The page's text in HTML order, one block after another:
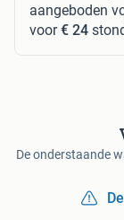
aangeboden
voor€ 24
De onderstaande